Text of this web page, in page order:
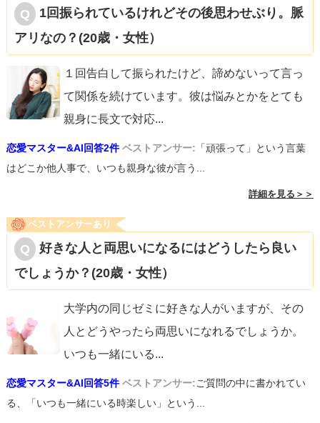
1回振られているけれどその後思わせぶり。脈
アリなの？(20歳・女性）
１回告白して振られたけど、諦めないって言っ
て関係を続けています。彼は悩みとかをとても
親身に長文で対応...
恋愛マスター&AI回答2件 ベストアンサー: 「頑張って」という言葉
はどこか他人事で、いつも親身な彼が言う...
詳細を見る＞＞
ベストアンサーあり
好きな人と両思いになるにはどうしたら良い
でしょうか？(20歳・女性）
大学内の同じゼミに好きな人がいますが、その
人とどうやったら両思いになれるでしょうか。
いつも一緒にいる...
恋愛マスター&AI回答5件 ベストアンサー:ご質問の中に書かれてい
る、「いつも一緒にいる時楽しい」という...